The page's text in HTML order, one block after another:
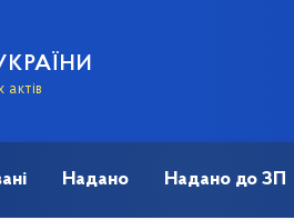
Надано Надано до ЗП